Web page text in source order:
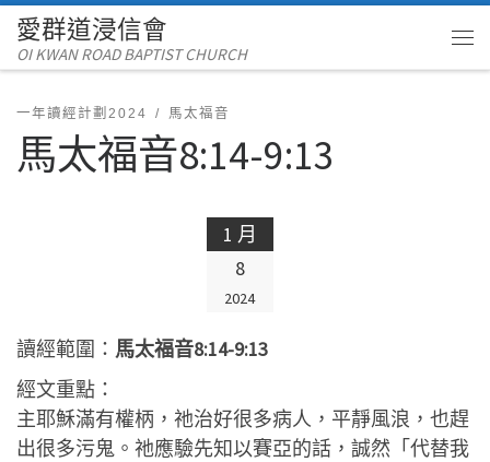
Skip to content
愛群道浸信會
OI KWAN ROAD BAPTIST CHURCH
一年讀經計劃2024 馬太福音
馬太福音8:14-9:13
1 月
8
2024
讀經範圍： 馬太福音8:14-9:13
經文重點：
主耶穌滿有權柄，祂治好很多病人，平靜風浪，也趕
出很多污鬼。祂應驗先知以賽亞的話，誠然「代替我